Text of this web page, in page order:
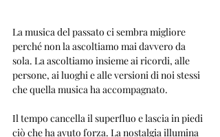
La musica del passato ci sembra migliore
perché non la ascoltiamo mai davvero da
sola. La ascoltiamo insieme ai ricordi, alle
persone, ai luoghi e alle versioni di noi stessi
che quella musica ha accompagnato.
Il tempo cancella il superfluo e lascia in piedi
ciò che ha avuto forza. La nostalgia illumina